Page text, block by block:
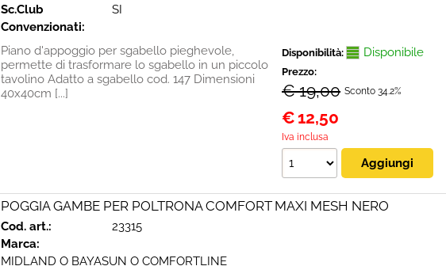
Sc.Club
Convenzionati:
SI
Piano d'appoggio per sgabello pieghevole,
permette di trasformare lo sgabello in un piccolo
tavolino Adatto a sgabello cod. 147 Dimensioni
40x40cm [...]
Disponibilità: Disponibile
Prezzo:
€ 19,00 Sconto 34.2%
€ 12,50
Iva inclusa
POGGIA GAMBE PER POLTRONA COMFORT MAXI MESH NERO
Cod. art.:
23315
Marca:
MIDLAND O BAYASUN O COMFORTLINE